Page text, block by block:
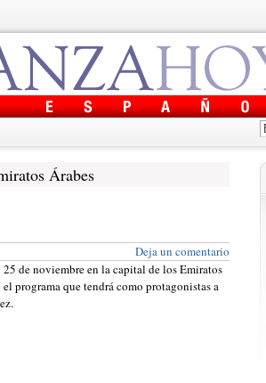
Árabes
Deja un comentario
de noviembre en la capital de los Emiratos
programa que tendrá como protagonistas a